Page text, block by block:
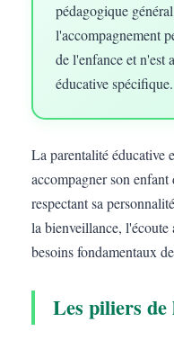
pédagogique
l'accompagnement
de l'enfance et n'est
éducative spécifique.
La parentalité éducative
accompagner son
respectant sa
la bienveillance, l'écoute
besoins fondamentaux
Les piliers